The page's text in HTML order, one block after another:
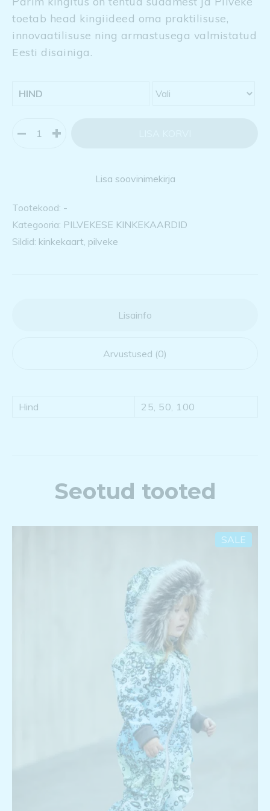
toetab head kingiideed oma praktilisuse,
innovaatilisuse ning armastusega valmistatud
Eesti disainiga.
HIND
Lisa soovinimekirja
Tootekood: -
Kategooria: PILVEKESE KINKEKAARDID
Sildid: kinkekaart pilveke
Lisainfo
Arvustused (0)
Hind 25, 50, 100
Seotud tooted
SALE